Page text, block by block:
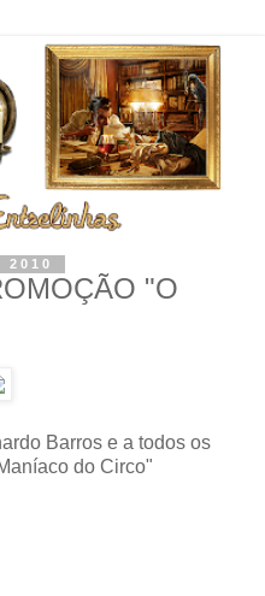
"O
Barros e a todos os
do Circo"